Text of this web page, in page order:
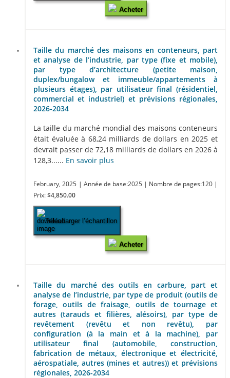
Acheter
Taille du marché des maisons en conteneurs, part
et analyse de l’industrie, par type (fixe et mobile),
par type d’architecture (petite maison,
duplex/bungalow et immeuble/appartements à
plusieurs étages), par utilisateur final (résidentiel,
commercial et industriel) et prévisions régionales,
2026-2034
La taille du marché mondial des maisons conteneurs
était évaluée à 68,24 milliards de dollars en 2025 et
devrait passer de 72,18 milliards de dollars en 2026 à
128,3...... En savoir plus
February, 2025 | Année de base:2025 | Nombre de pages:120 |
Prix: $4,850.00
Télécharger l’échantillon
Acheter
Taille du marché des outils en carbure, part et
analyse de l’industrie, par type de produit (outils de
forage, outils de fraisage, outils de tournage et
autres (tarauds et filières, alésoirs), par type de
revêtement (revêtu et non revêtu), par
configuration (à la main et à la machine), par
utilisateur final (automobile, construction,
fabrication de métaux, électronique et électricité,
aérospatiale, autres (mines et autres)) et prévisions
régionales, 2026-2034